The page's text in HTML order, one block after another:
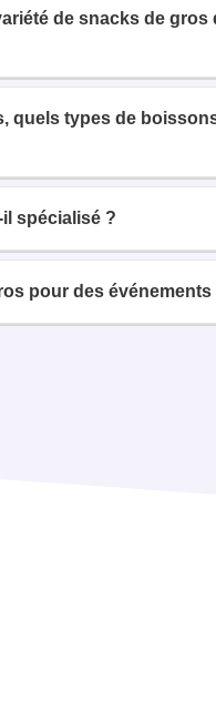
de snacks de
quels types de
spécialisé ?
pour des